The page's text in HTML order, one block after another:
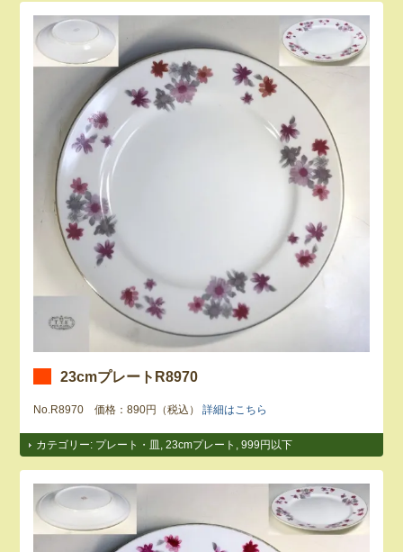
23cmプレートR8970
No.R8970 価格：890円（税込）詳細はこちら
カテゴリー: プレート・皿 ,23cmプレート ,999円以下